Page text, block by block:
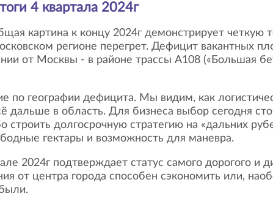
Итоги 4 квартала 2024г
регионе перегрет. Дефицит вакантных
от Москвы - в районе трассы А108 («Большая
дальше в область. Для бизнеса выбор сегодня
строить долгосрочную стратегию на «дальних
гектары и возможность для маневра.
от центра города способен сэкономить или,